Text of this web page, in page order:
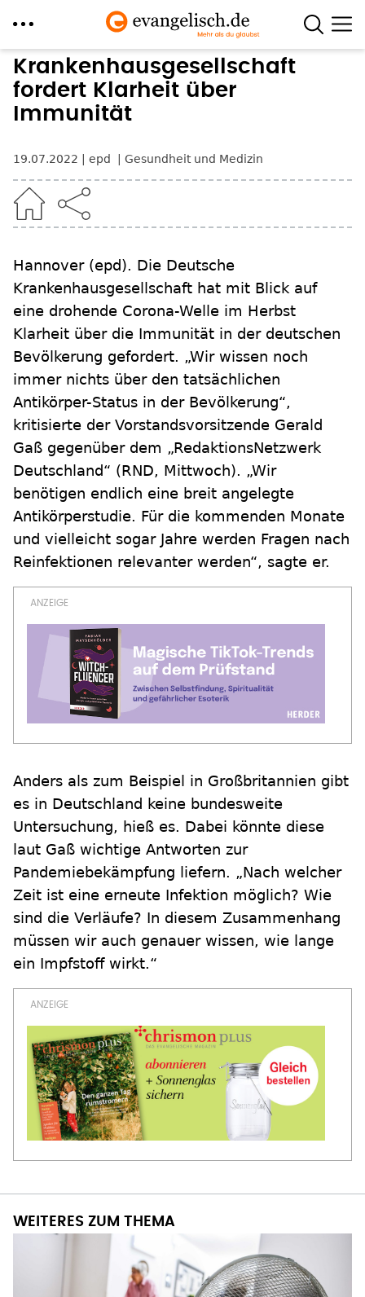
Direkt
zum
Inhalt
Krankenhausgesellschaft
fordert Klarheit über
Immunität
19.07.2022 epd Gesundheit und Medizin
Hannover (epd). Die Deutsche
Krankenhausgesellschaft hat mit Blick auf
eine drohende Corona-Welle im Herbst
Klarheit über die Immunität in der deutschen
Bevölkerung gefordert. „Wir wissen noch
immer nichts über den tatsächlichen
Antikörper-Status in der Bevölkerung“,
kritisierte der Vorstandsvorsitzende Gerald
Gaß gegenüber dem „RedaktionsNetzwerk
Deutschland“ (RND, Mittwoch). „Wir
benötigen endlich eine breit angelegte
Antikörperstudie. Für die kommenden Monate
und vielleicht sogar Jahre werden Fragen nach
Reinfektionen relevanter werden“, sagte er.
Anders als zum Beispiel in Großbritannien gibt
es in Deutschland keine bundesweite
Untersuchung, hieß es. Dabei könnte diese
laut Gaß wichtige Antworten zur
Pandemiebekämpfung liefern. „Nach welcher
Zeit ist eine erneute Infektion möglich? Wie
sind die Verläufe? In diesem Zusammenhang
müssen wir auch genauer wissen, wie lange
ein Impfstoff wirkt.“
WEITERES ZUM THEMA